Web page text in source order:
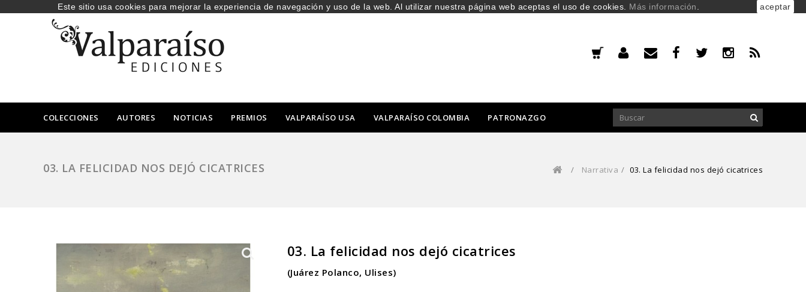
COLECCIONES AUTORES NOTICIAS PREMIOS VALPARAÍSO USA VALPARAÍSO COLOMBIA PATRONAZGO
03. LA FELICIDAD NOS DEJÓ CICATRICES / Narrativa / 03. La felicidad nos dejó cicatrices
03. La felicidad nos dejó cicatrices
(Juárez Polanco, Ulises)
Este sitio usa cookies para mejorar la experiencia de navegación y uso de la web. Al utilizar nuestra página web aceptas el uso de cookies. Más información aceptar